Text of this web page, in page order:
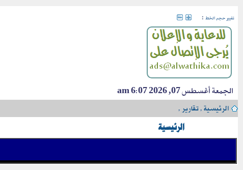
تغيير حجم الخط :
الجمعة أغسطس 07, 2026 6:07 am
الرئيسية›تقارير›
الرئيسية